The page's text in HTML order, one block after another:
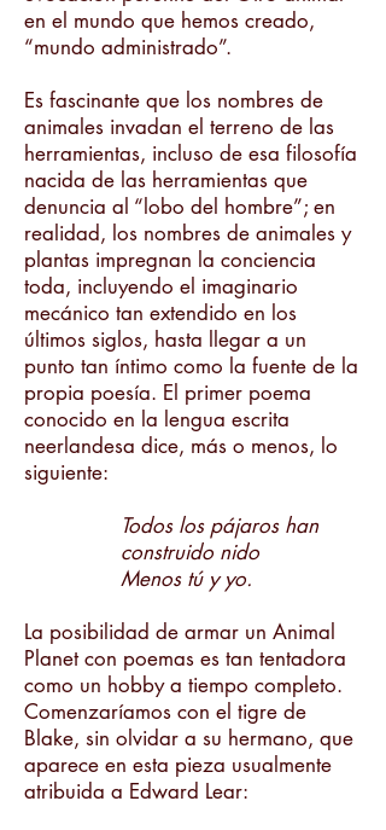
en el mundo que hemos creado,
“mundo administrado”.
Es fascinante que los nombres de
animales invadan el terreno de las
herramientas, incluso de esa filosofía
nacida de las herramientas que
denuncia al “lobo del hombre”; en
realidad, los nombres de animales y
plantas impregnan la conciencia
toda, incluyendo el imaginario
mecánico tan extendido en los
últimos siglos, hasta llegar a un
punto tan íntimo como la fuente de la
propia poesía. El primer poema
conocido en la lengua escrita
neerlandesa dice, más o menos, lo
siguiente:
Todos los pájaros han
construido nido
Menos tú y yo.
La posibilidad de armar un Animal
Planet con poemas es tan tentadora
como un hobby a tiempo completo.
Comenzaríamos con el tigre de
Blake, sin olvidar a su hermano, que
aparece en esta pieza usualmente
atribuida a Edward Lear: